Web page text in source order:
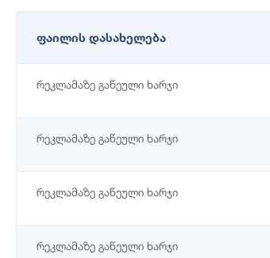
ფაილის დასახელება
რეკლამაზე გაწეული ხარჯი
რეკლამაზე გაწეული ხარჯი
რეკლამაზე გაწეული ხარჯი
რეკლამაზე გაწეული ხარჯი